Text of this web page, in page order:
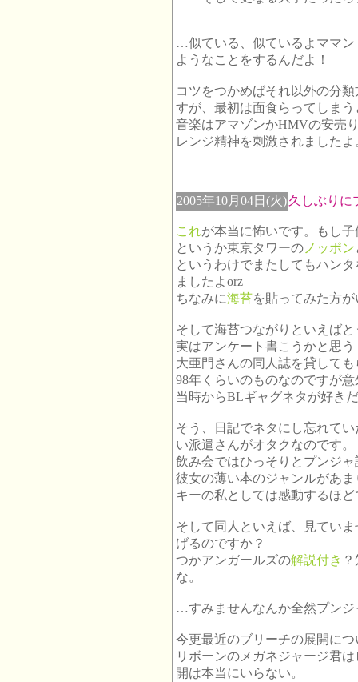
…似ている、似ているよママ
ようなことをするんだよ！
コツをつかめばそれ以外の分
すが、最初は面食らってしま
音楽はアマゾンかHMVの安売
レンジ精神を刺激されましたよ
2005年10月04日(火)久しぶりに
これが本当に怖いです。もし
というか東京タワーの ノッポン
というわけでまたしてもハン
ましたよorz
ちなみに海苔を貼ってみた方
そして海苔つながりといえば
実はアンケート書こうかと思
大亜門さんの同人誌を貸して
98年くらいのものなのですが
当時からBLギャグネタが好き
そう、日記でネタにし忘れて
い派遣さんがオタクなのです。
飲み会ではひっそりとプンジ
彼女の薄い本のジャンルがあ
キーの私としては感動するほ
そして同人といえば、見てい
げるのですか？
つかアンガールズの解説付き
な。
…すみませんなんか全然プン
今更最近のブリーチの展開に
リボーンのメガネジャージ君
開は本当にいらない。